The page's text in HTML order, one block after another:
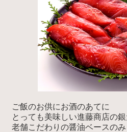
ご飯のお供にお酒のあてに
とっても美味しい進藤商店の銀
老舗こだわりの醤油ベースの